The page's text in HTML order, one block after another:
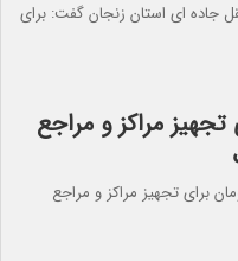
جاده ای استان زنجان گفت: برای
برای تجهیز مراکز و مراجع
بالغ بر ۶۵ میلیارد تومان برای تجهیز مراکز و مراجع